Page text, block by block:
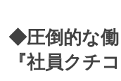
◆圧倒的な
『社員クチコ